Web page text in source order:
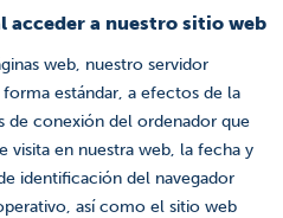
acceder a nuestro sitio web
web, nuestro servidor
estándar, a efectos de la
de conexión del ordenador que
visita en nuestra web, la fecha y
identificación del navegador
así como el sitio web